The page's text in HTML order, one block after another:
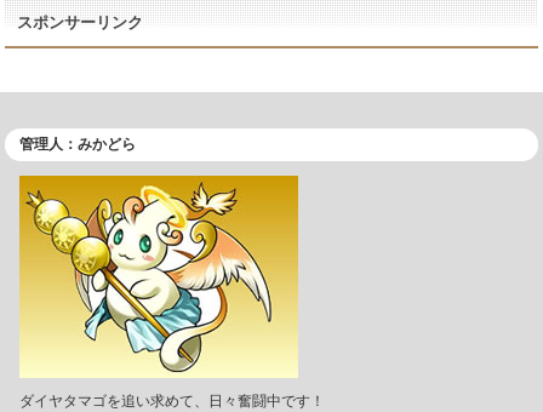
スポンサーリンク
管理人：みかどら
ダイヤタマゴを追い求めて、日々奮闘中です！